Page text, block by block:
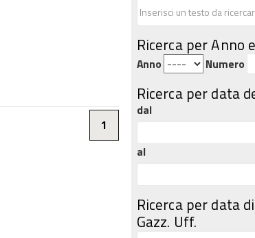
1
Ricerca per Anno
Anno Numero
Ricerca per data
dal
al
Ricerca per data
Gazz. Uff.